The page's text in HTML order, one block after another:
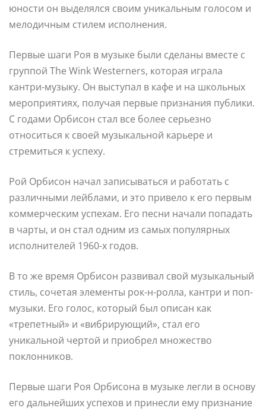
юности он выделялся своим уникальным голосом и
мелодичным стилем исполнения.
Первые шаги Роя в музыке были сделаны вместе с
группой The Wink Westerners, которая играла
кантри-музыку. Он выступал в кафе и на школьных
мероприятиях, получая первые признания публики.
С годами Орбисон стал все более серьезно
относиться к своей музыкальной карьере и
стремиться к успеху.
Рой Орбисон начал записываться и работать с
различными лейблами, и это привело к его первым
коммерческим успехам. Его песни начали попадать
в чарты, и он стал одним из самых популярных
исполнителей 1960-х годов.
В то же время Орбисон развивал свой музыкальный
стиль, сочетая элементы рок-н-ролла, кантри и поп-
музыки. Его голос, который был описан как
«трепетный» и «вибрирующий», стал его
уникальной чертой и приобрел множество
поклонников.
Первые шаги Роя Орбисона в музыке легли в основу
его дальнейших успехов и принесли ему признание